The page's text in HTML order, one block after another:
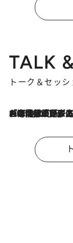
TALK
トーク＆セッシ
2026.8.3
「今後値上げがあるとすれば…」「リスクがあるのは今年の冬」エネルギー専門家が語る、ホルムズ海峡封鎖が家庭にもたらす“ある心配”